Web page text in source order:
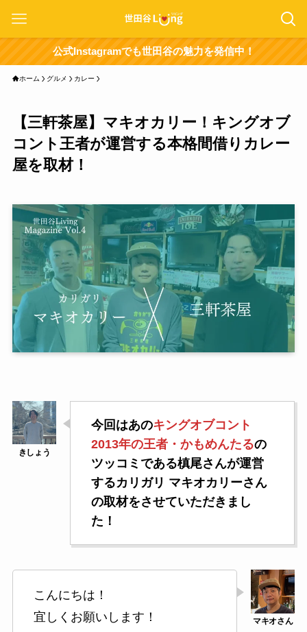
公式Instagramでも世田谷の魅力を発信中！
ホーム グルメ カレー
【三軒茶屋】マキオカリー！キングオブ
コント王者が運営する本格間借りカレー
屋を取材！
今回はあのキングオブコント
2013年の王者・かもめんたるの
ツッコミである槙尾さんが運営
するカリガリ マキオカリーさん
の取材をさせていただきまし
た！
こんにちは！
宜しくお願いします！